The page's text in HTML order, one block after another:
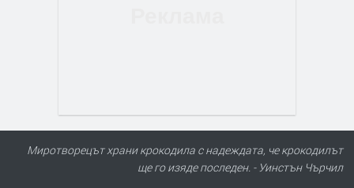
Миротворецът храни крокодила с надеждата, че крокодилът
ще го изяде последен. - Уинстън Чърчил